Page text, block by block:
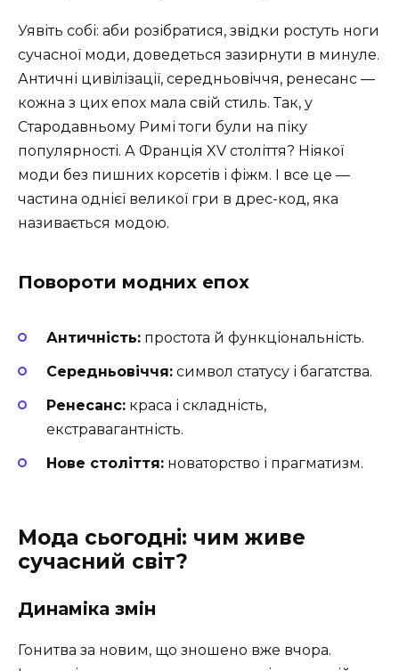
Уявіть собі: аби розібратися, звідки ростуть ноги
сучасної моди, доведеться зазирнути в минуле.
Античні цивілізації, середньовіччя, ренесанс —
кожна з цих епох мала свій стиль. Так, у
Стародавньому Римі тоги були на піку
популярності. А Франція XV століття? Ніякої
моди без пишних корсетів і фіжм. І все це —
частина однієї великої гри в дрес-код, яка
називається модою.
Повороти модних епох
Античність: простота й функціональність.
Середньовіччя: символ статусу і багатства.
Ренесанс: краса і складність,
екстравагантність.
Нове століття: новаторство і прагматизм.
Мода сьогодні: чим живе
сучасний світ?
Динаміка змін
Гонитва за новим, що зношено вже вчора.